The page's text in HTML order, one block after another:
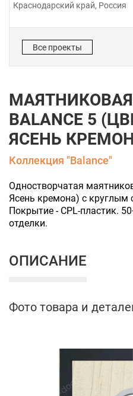
Краснодарский край, Россия
Все проекты
МАЯТНИКОВАЯ
BALANCE 5
ЯСЕНЬ
Коллекция "Balance"
Одностворчатая
Ясень кремона) с круглым
Покрытие - CPL-пластик.
отделки.
ОПИСАНИЕ
Фото товара и деталей